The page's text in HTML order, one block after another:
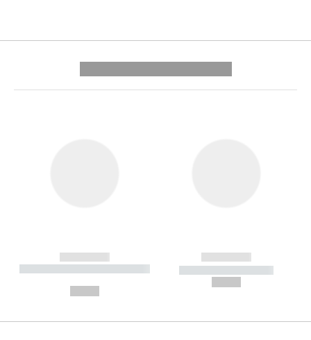
------------
----------- ----------- --------
------------
----------- -----------